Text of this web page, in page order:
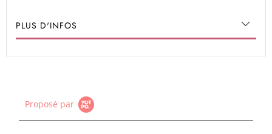
PLUS D'INFOS
Proposé par